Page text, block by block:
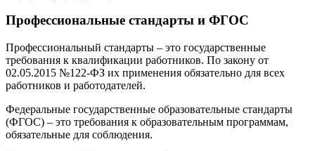
Профессиональные стандарты и ФГОС
Профессиональный стандарты – это государственные
требования к квалификации работников. По закону от
02.05.2015 №122-ФЗ их применения обязательно для всех
работников и работодателей.
Федеральные государственные образовательные стандарты
(ФГОС) – это требования к образовательным программам,
обязательные для соблюдения.